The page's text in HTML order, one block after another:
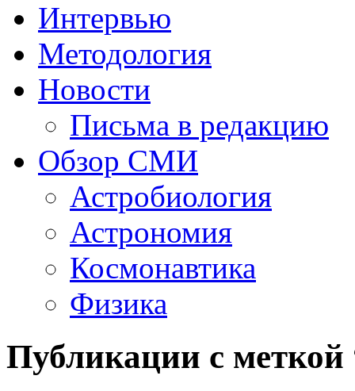
Интервью
Методология
Новости
Письма в редакцию
Обзор СМИ
Астробиология
Астрономия
Космонавтика
Физика
Публикации с меткой